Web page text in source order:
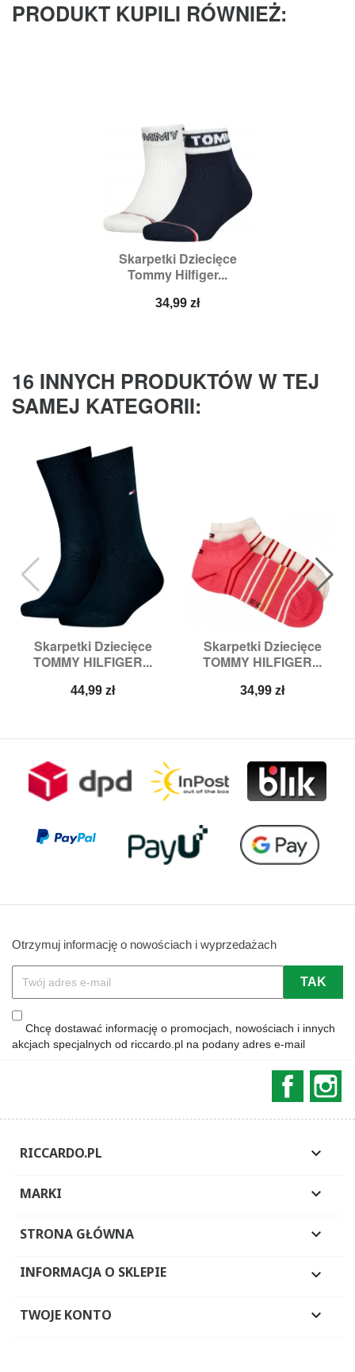
PRODUKT KUPILI RÓWNIEŻ:
Skarpetki Dziecięce
Tommy Hilfiger...
Cena
34,99 zł
16 INNYCH PRODUKTÓW W TEJ
SAMEJ KATEGORII:
Skarpetki Dziecięce
TOMMY HILFIGER...
Cena
44,99 zł
Skarpetki Dziecięce
TOMMY HILFIGER...
Cena
34,99 zł
Otrzymuj informację o nowościach i wyprzedażach
Chcę dostawać informację o promocjach, nowościach i innych
akcjach specjalnych od riccardo.pl na podany adres e-mail
RICCARDO.PL 
MARKI 
STRONA GŁÓWNA 
INFORMACJA O SKLEPIE 
TWOJE KONTO 